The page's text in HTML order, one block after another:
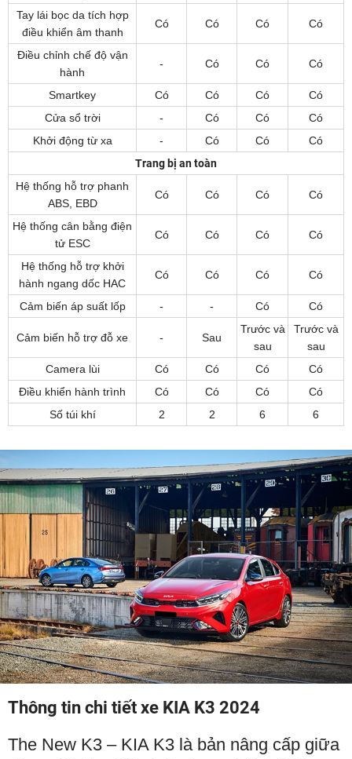
Tay lái bọc da tích hợp
điều khiển âm thanh
Có Có Có Có
Điều chỉnh chế độ vận
hành
- Có Có Có
Smartkey Có Có Có
Có
Cửa sổ trời
- Có Có
Có
Khởi động từ xa
- Có Có
Có
Trang bị an toàn
Hệ thống hỗ trợ phanh
ABS, EBD
Có Có Có Có
Hệ thống cân bằng điện
tử ESC
Có Có Có Có
Hệ thống hỗ trợ khởi
hành ngang dốc HAC
Có Có Có Có
Cảm biến áp suất lốp - - Có Có
Cảm biến hỗ trợ đỗ xe - Sau
Trước và
sau
Trước và
sau
Camera lùi
Có Có Có
Có
Điều khiển hành trình
Có Có Có
Có
Số túi khí
2 2 6 6
Thông tin chi tiết xe KIA K3 2024
The New K3 – KIA K3 là bản nâng cấp giữa